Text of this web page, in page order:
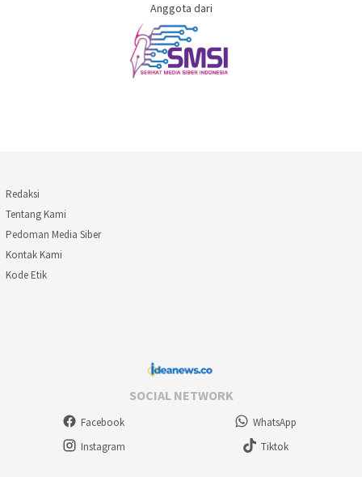
Anggota dari
Redaksi
Tentang Kami
Pedoman Media Siber
Kontak Kami
Kode Etik
SOCIAL NETWORK
Facebook
WhatsApp
Instagram
Tiktok